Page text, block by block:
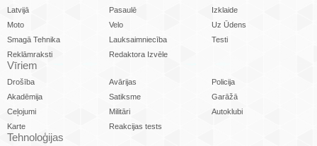
Latvijā Pasaulē
Izklaide
Moto
Velo
Uz Ūdens
Smagā Tehnika
Lauksaimniecība
Testi
Reklāmraksti
Redaktora Izvēle
Vīriem
Drošība Avārijas
Policija
Akadēmija
Satiksme
Garāžā
Ceļojumi
Militāri
Autoklubi
Karte
Reakcijas tests
Tehnoloģijas